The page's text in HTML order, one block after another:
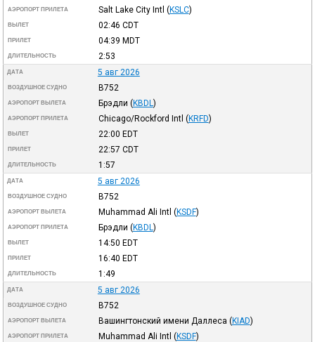
АЭРОПОРТ ПРИЛЕТА Salt Lake City Intl (KSLC)
ВЫЛЕТ 02:46 CDT
ПРИЛЕТ 04:39 MDT
ДЛИТЕЛЬНОСТЬ 2:53
ДАТА 5 авг 2026
ВОЗДУШНОЕ СУДНО B752
АЭРОПОРТ ВЫЛЕТА Брэдли (KBDL )
АЭРОПОРТ ПРИЛЕТА Chicago/Rockford Intl (KRFD)
ВЫЛЕТ 22:00 EDT
ПРИЛЕТ 22:57 CDT
ДЛИТЕЛЬНОСТЬ 1:57
ДАТА 5 авг 2026
ВОЗДУШНОЕ СУДНО B752
АЭРОПОРТ ВЫЛЕТА Muhammad Ali Intl (KSDF)
АЭРОПОРТ ПРИЛЕТА Брэдли (KBDL )
ВЫЛЕТ 14:50 EDT
ПРИЛЕТ 16:40 EDT
ДЛИТЕЛЬНОСТЬ 1:49
ДАТА 5 авг 2026
ВОЗДУШНОЕ СУДНО B752
АЭРОПОРТ ВЫЛЕТА Вашингтонский имени Даллеса (KIAD)
АЭРОПОРТ ПРИЛЕТА Muhammad Ali Intl (KSDF)